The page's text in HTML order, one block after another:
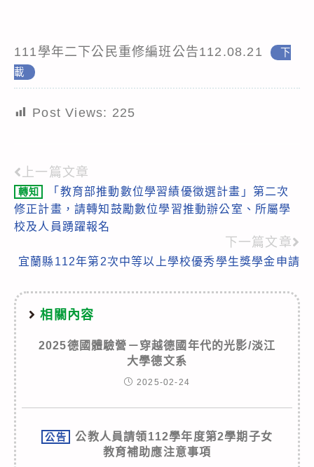
111學年二下公民重修編班公告112.08.21
下
載
Post Views: 225
Read
more
articles
上一篇文章
轉知
「教育部推動數位學習績優徵選計畫」第二次
修正計畫，請轉知鼓勵數位學習推動辦公室、所屬學
校及人員踴躍報名
下一篇文章
宜蘭縣112年第2次中等以上學校優秀學生獎學金申請
相關內容
2025德國體驗營－穿越德國年代的光影/淡江
大學德文系
2025-02-24
公告
公教人員請領112學年度第2學期子女
教育補助應注意事項